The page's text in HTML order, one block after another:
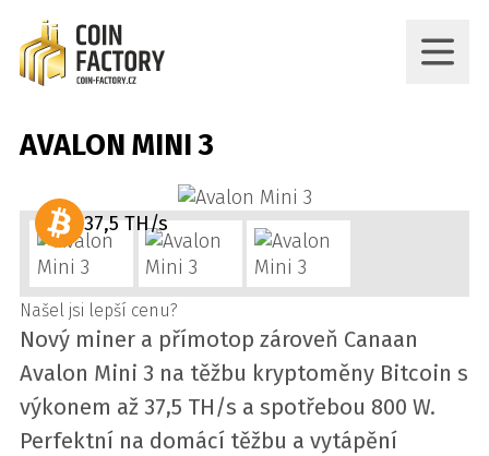
AVALON MINI 3
37,5 TH/s
Našel jsi lepší cenu?
Nový miner a přímotop zároveň Canaan
Avalon Mini 3 na těžbu kryptoměny Bitcoin s
výkonem až 37,5 TH/s a spotřebou 800 W.
Perfektní na domácí těžbu a vytápění